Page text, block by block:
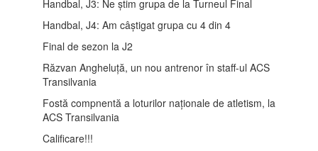
Handbal, J3: Ne știm grupa de la Turneul Final
Handbal, J4: Am câștigat grupa cu 4 din 4
Final de sezon la J2
Răzvan Angheluță, un nou antrenor în staff-ul ACS
Transilvania
Fostă compnentă a loturilor naționale de atletism, la
ACS Transilvania
Calificare!!!